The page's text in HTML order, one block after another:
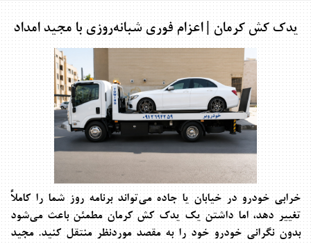
یدک کش کرمان | اعزام فوری شبانه‌روزی با مجید امداد
خرابی خودرو در خیابان یا جاده می‌تواند برنامه روز شما را کاملاً
تغییر دهد، اما داشتن یک یدک کش کرمانمطمئن باعث می‌شود
بدون نگرانی خودرو خود را به مقصد موردنظر منتقل کنید. مجید